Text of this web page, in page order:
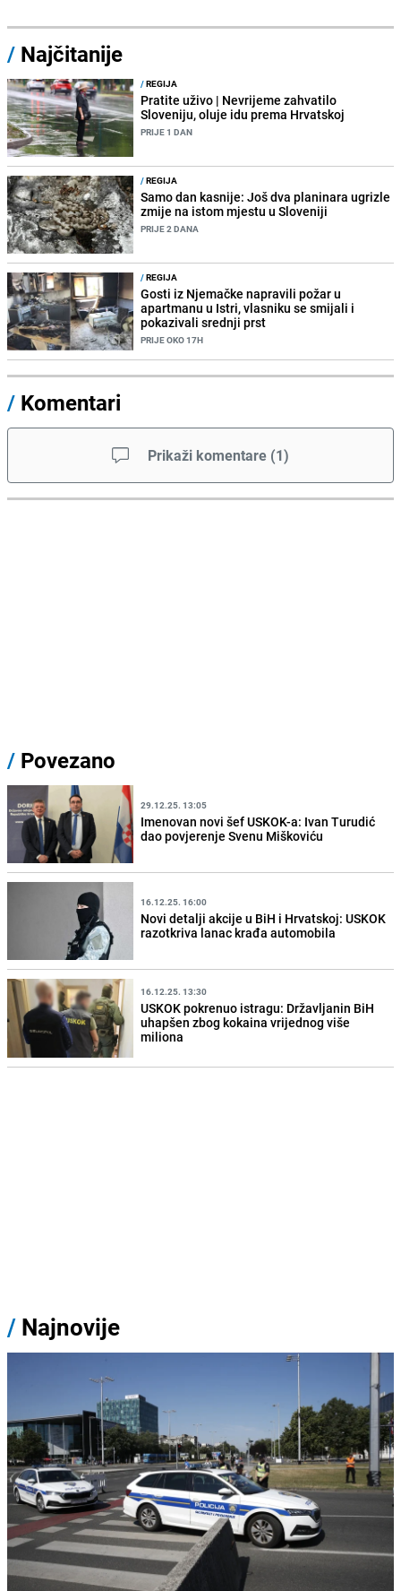
/ Najčitanije
/REGIJA
Pratite uživo | Nevrijeme zahvatilo
Sloveniju, oluje idu prema Hrvatskoj
PRIJE 1 DAN
/REGIJA
Samo dan kasnije: Još dva planinara ugrizle
zmije na istom mjestu u Sloveniji
PRIJE 2 DANA
/REGIJA
Gosti iz Njemačke napravili požar u
apartmanu u Istri, vlasniku se smijali i
pokazivali srednji prst
PRIJE OKO 17H
/ Komentari
Prikaži komentare (1)
/ Povezano
29.12.25. 13:05
Imenovan novi šef USKOK-a: Ivan Turudić
dao povjerenje Svenu Miškoviću
16.12.25. 16:00
Novi detalji akcije u BiH i Hrvatskoj: USKOK
razotkriva lanac krađa automobila
16.12.25. 13:30
USKOK pokrenuo istragu: Državljanin BiH
uhapšen zbog kokaina vrijednog više
miliona
/ Najnovije